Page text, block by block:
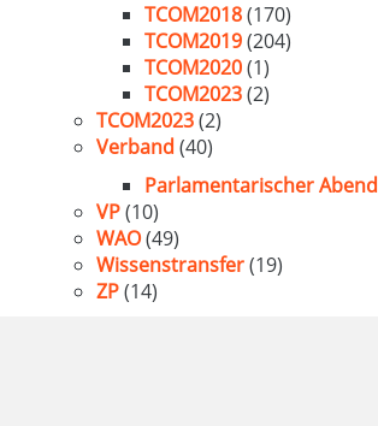
TCOM2018(170)
TCOM2019(204)
TCOM2020(1)
TCOM2023(2)
TCOM2023(2)
Verband (40)
Parlamentarischer Abend
VP(10)
WAO(49)
Wissenstransfer(19)
ZP(14)